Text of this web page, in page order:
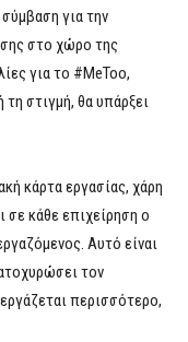
για την
στο χώρο της
για το #MeToo,
στιγμή, θα υπάρξει
κάρτα εργασίας, χάρη
σε κάθε επιχείρηση ο
Αυτό είναι
τον
περισσότερο,